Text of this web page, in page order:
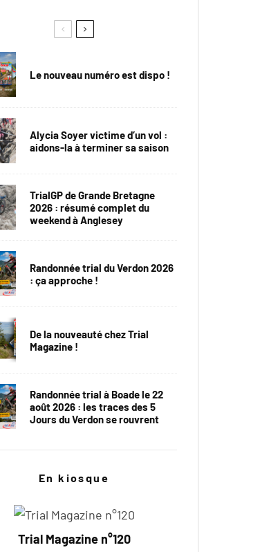
Le nouveau numéro est dispo !
Alycia Soyer victime d’un vol :
aidons-la à terminer sa saison
TrialGP de Grande Bretagne
2026 : résumé complet du
weekend à Anglesey
Randonnée trial du Verdon 2026
: ça approche !
De la nouveauté chez Trial
Magazine !
Randonnée trial à Boade le 22
août 2026 : les traces des 5
Jours du Verdon se rouvrent
En kiosque
Trial Magazine n°120